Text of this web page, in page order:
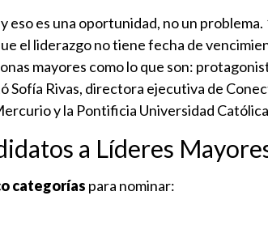
eso es una oportunidad, no un problema.
el liderazgo no tiene fecha de
mayores como lo que son:
Sofía Rivas, directora ejecutiva de
y la Pontificia Universidad
a Líderes
categorías para nominar: